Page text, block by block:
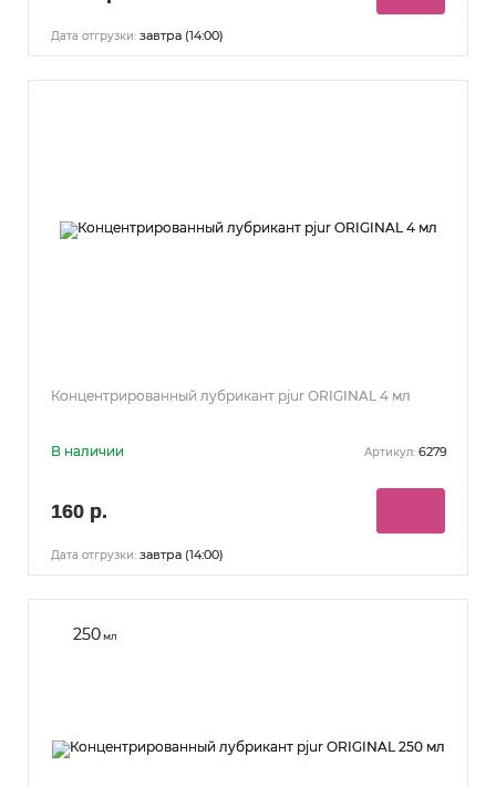
Дата отгрузки: завтра (14:00)
Концентрированный лубрикант pjur ORIGINAL 4 мл
В наличии Артикул: 6279
160 р.
Дата отгрузки: завтра (14:00)
250мл